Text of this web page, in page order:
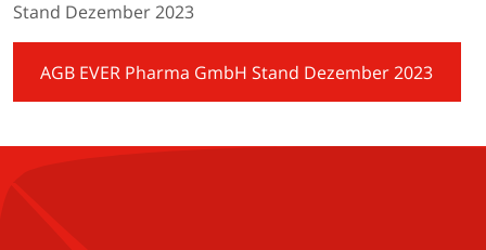
Stand Dezember 2023
AGB EVER Pharma GmbH Stand Dezember 2023